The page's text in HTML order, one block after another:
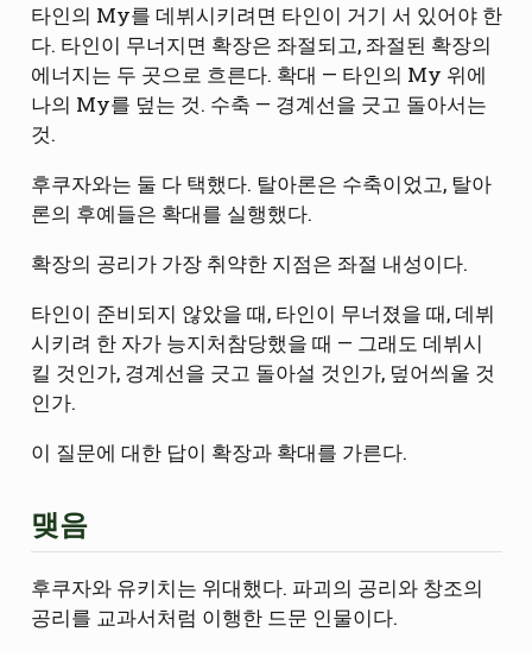
타인의 My를 데뷔시키려면 타인이 거기 서 있어야 한
다. 타인이 무너지면 확장은 좌절되고, 좌절된 확장의
에너지는 두 곳으로 흐른다. 확대 — 타인의 My 위에
나의 My를 덮는 것. 수축 — 경계선을 긋고 돌아서는
것.
후쿠자와는 둘 다 택했다. 탈아론은 수축이었고, 탈아
론의 후예들은 확대를 실행했다.
확장의 공리가 가장 취약한 지점은 좌절 내성이다.
타인이 준비되지 않았을 때, 타인이 무너졌을 때, 데뷔
시키려 한 자가 능지처참당했을 때 — 그래도 데뷔시
킬 것인가, 경계선을 긋고 돌아설 것인가, 덮어씌울 것
인가.
이 질문에 대한 답이 확장과 확대를 가른다.
맺음
후쿠자와 유키치는 위대했다. 파괴의 공리와 창조의
공리를 교과서처럼 이행한 드문 인물이다.